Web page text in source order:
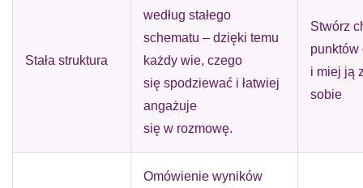
Stała struktura
według stałego
schematu – dzięki temu
każdy wie, czego
się spodziewać i łatwiej
angażuje
się w rozmowę.
Stwórz
punktów
i miej ją
sobie
Omówienie wyników